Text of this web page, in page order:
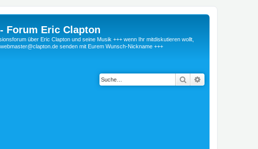
Forum Eric Clapton
über Eric Clapton und seine Musik +++ wenn Ihr mitdiskutieren wollt,
senden mit Eurem Wunsch-Nickname +++
Suche